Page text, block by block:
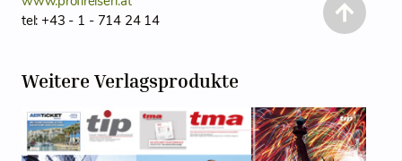
tel: +43 - 1 - 714 24 14
Weitere Verlagsprodukte